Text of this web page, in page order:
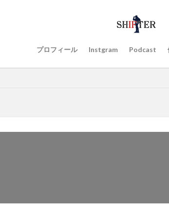
プロフィール Instgram Podcast